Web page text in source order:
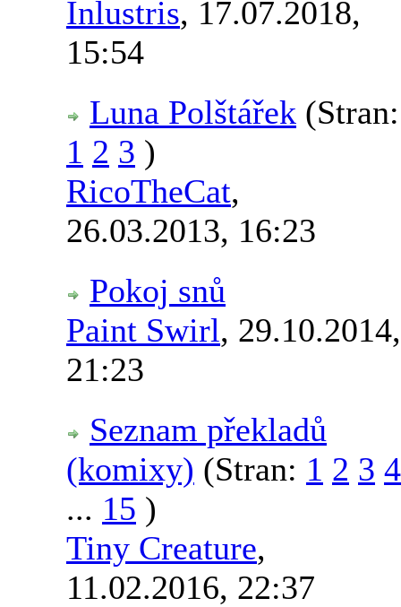
Inlustris, 17.07.2018,
15:54
Luna Polštářek (Stran:
1 2 3 )
RicoTheCat,
26.03.2013, 16:23
Pokoj snů
Paint Swirl, 29.10.2014,
21:23
Seznam překladů
(komixy) (Stran: 1 2 3 4
... 15 )
Tiny Creature,
11.02.2016, 22:37